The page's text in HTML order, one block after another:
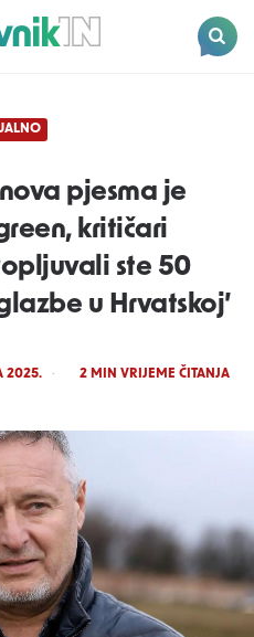
pjesma je
kritičari
ste 50
u Hrvatskoj’
2025. 2MIN VRIJEME ČITANJA